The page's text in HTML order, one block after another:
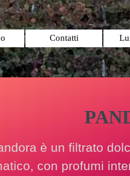
Salta menù
Contatti
è un filtrato
con profumi